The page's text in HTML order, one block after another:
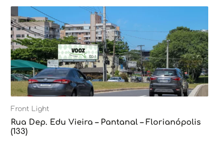
Front Light
Rua Dep. Edu Vieira – Pantanal – Florianópolis
(133)